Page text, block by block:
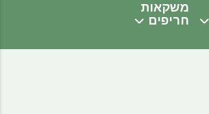
משקאות
חריפים